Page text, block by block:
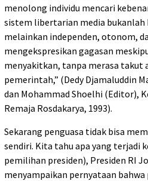
menolong individu mencari
sistem libertarian media bukanlah
melainkan independen, otonom,
mengekspresikan gagasan
menyakitkan, tanpa merasa takut
pemerintah,” (Dedy Djamaluddin
dan Mohammad Shoelhi (Editor),
Remaja Rosdakarya, 1993).
Sekarang penguasa tidak bisa
sendiri. Kita tahu apa yang terjadi
pemilihan presiden), Presiden RI
menyampaikan pernyataan bahwa